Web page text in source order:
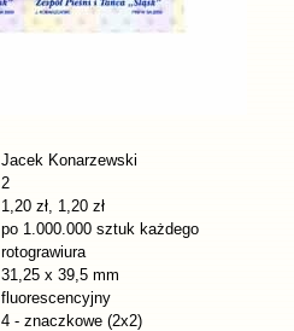
Jacek Konarzewski
2
1,20 zł, 1,20 zł
po 1.000.000 sztuk każdego
rotograwiura
31,25 x 39,5 mm
fluorescencyjny
4 - znaczkowe (2x2)